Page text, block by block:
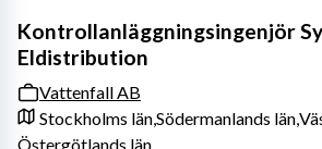
Kontrollanläggningsingenjör
Eldistribution
Vattenfall AB
Stockholms län,Södermanlands län,
Östergötlands län